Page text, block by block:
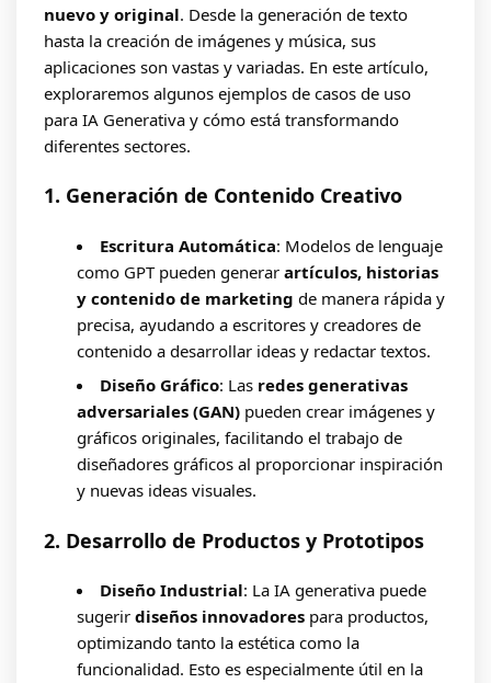
nuevo y original. Desde la generación de texto
hasta la creación de imágenes y música, sus
aplicaciones son vastas y variadas. En este artículo,
exploraremos algunos ejemplos de casos de uso
para IA Generativa y cómo está transformando
diferentes sectores.
1. Generación de Contenido Creativo
Escritura Automática: Modelos de lenguaje
como GPT pueden generar artículos, historias
y contenido de marketing de manera rápida y
precisa, ayudando a escritores y creadores de
contenido a desarrollar ideas y redactar textos.
Diseño Gráfico: Las redes generativas
adversariales (GAN) pueden crear imágenes y
gráficos originales, facilitando el trabajo de
diseñadores gráficos al proporcionar inspiración
y nuevas ideas visuales.
2. Desarrollo de Productos y Prototipos
Diseño Industrial: La IA generativa puede
sugerir diseños innovadores para productos,
optimizando tanto la estética como la
funcionalidad. Esto es especialmente útil en la